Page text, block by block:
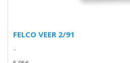
FELCO VEER 2/91
..